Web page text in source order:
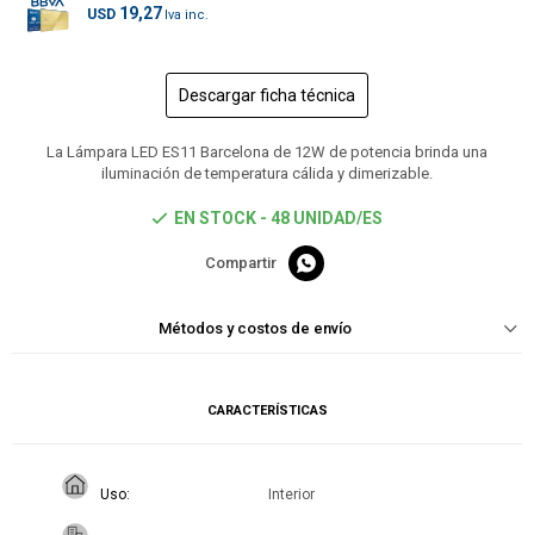
USD 19,27
Descargar ficha técnica
La Lámpara LED ES11 Barcelona de 12W de potencia brinda una
iluminación de temperatura cálida y dimerizable.
EN STOCK - 48 UNIDAD/ES

Métodos y costos de envío
CARACTERÍSTICAS
Uso Interior